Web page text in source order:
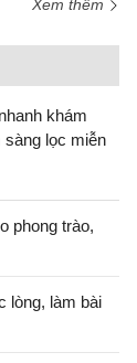
Xem thêm
khám
lọc miễn
phong trào,
lòng, làm bài